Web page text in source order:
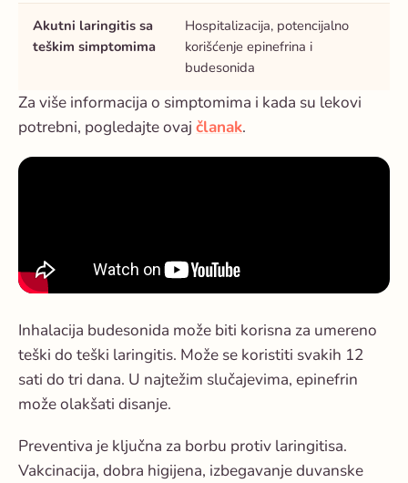
Akutni laringitis sa
teškim simptomima
Hospitalizacija, potencijalno
korišćenje epinefrina i
budesonida
Za više informacija o simptomima i kada su lekovi
potrebni, pogledajte ovaj članak.
Inhalacija budesonida može biti korisna za umereno
teški do teški laringitis. Može se koristiti svakih 12
sati do tri dana. U najtežim slučajevima, epinefrin
može olakšati disanje.
Preventiva je ključna za borbu protiv laringitisa.
Vakcinacija, dobra higijena, izbegavanje duvanske